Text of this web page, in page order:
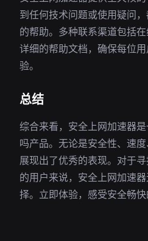
到任何技术问题或使用疑问
的帮助。多种联系渠道包括
详细的帮助文档，确保每位
验。
总结
综合来看，安全上网加速器
吗产品。无论是安全性、速
展现出了优秀的表现。对于
的用户来说，安全上网加速
择。立即体验，感受安全畅快